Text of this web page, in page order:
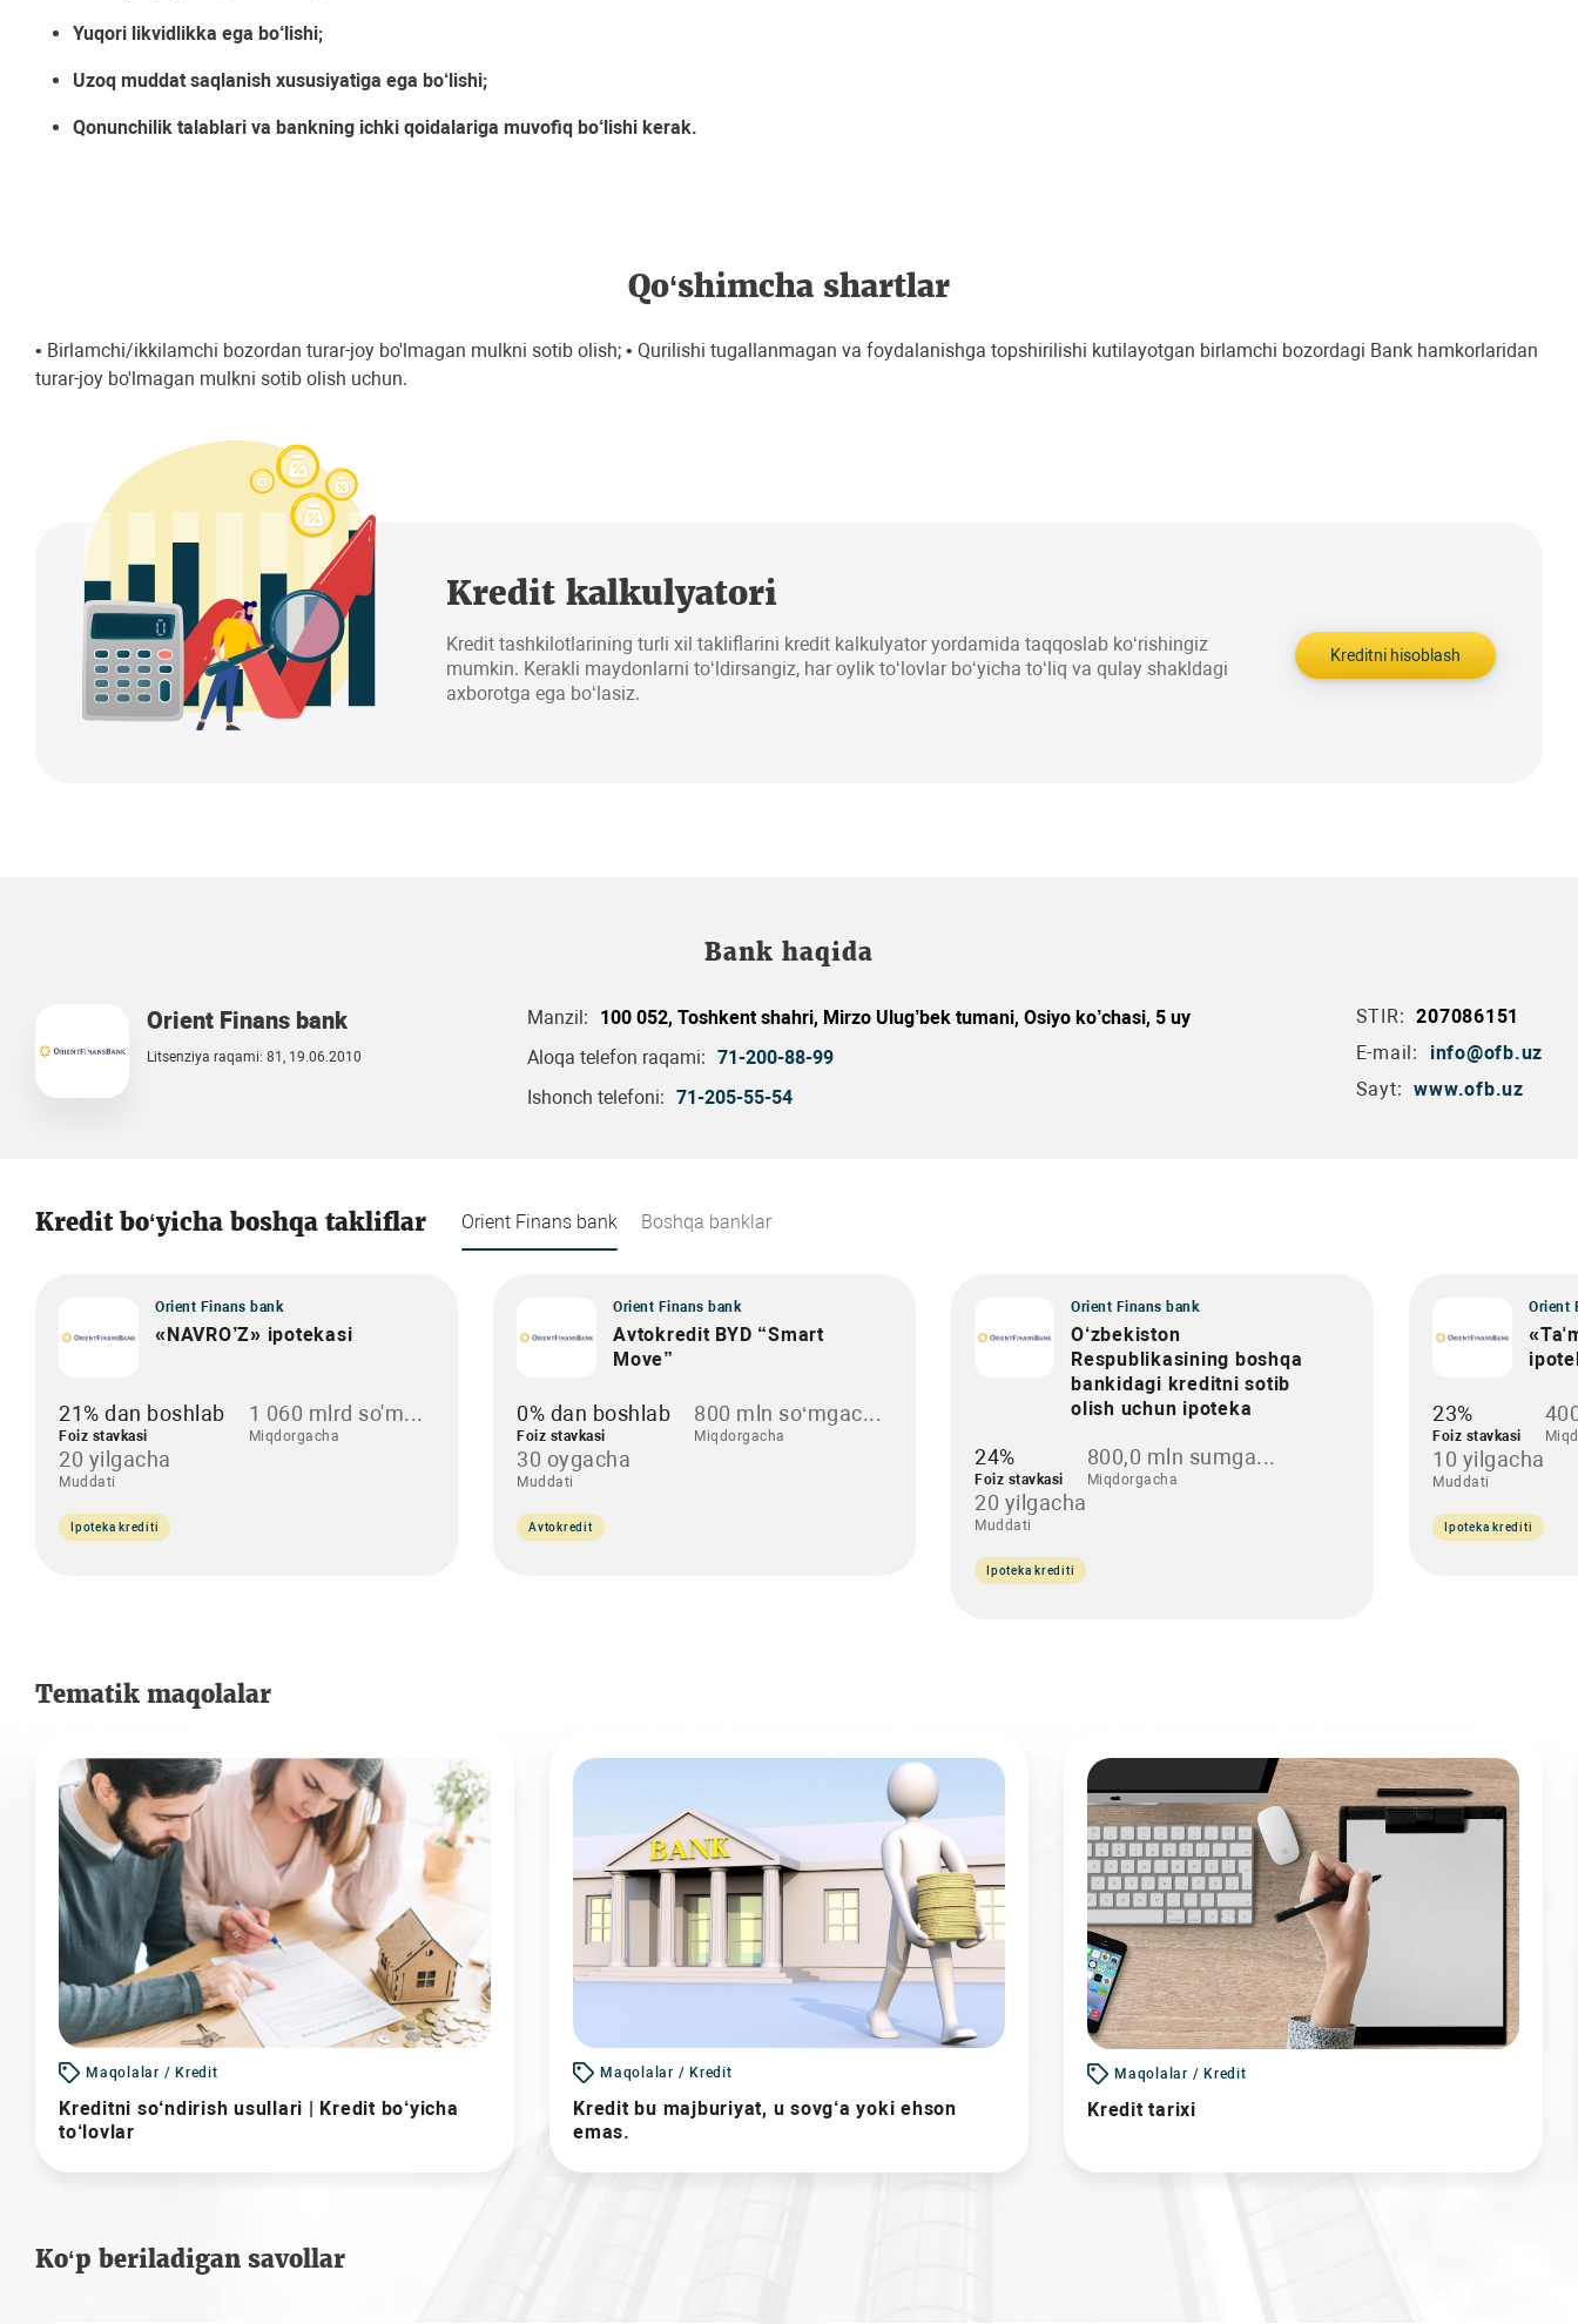
Yuqori likvidlikka ega bo‘lishi;
Uzoq muddat saqlanish xususiyatiga ega bo‘lishi;
Qonunchilik talablari va bankning ichki qoidalariga muvofiq bo‘lishi kerak.
Qo‘shimcha shartlar
• Birlamchi/ikkilamchi bozordan turar-joy bo'lmagan mulkni sotib olish; • Qurilishi tugallanmagan va foydalanishga topshirilishi kutilayotgan birlamchi bozordagi Bank hamkorlaridan
turar-joy bo'lmagan mulkni sotib olish uchun.
Kredit kalkulyatori
Kredit tashkilotlarining turli xil takliflarini kredit kalkulyator yordamida taqqoslab ko‘rishingiz
mumkin. Kerakli maydonlarni to‘ldirsangiz, har oylik to‘lovlar bo‘yicha to‘liq va qulay shakldagi
axborotga ega bo‘lasiz.
Kreditni hisoblash
Bank haqida
Orient Finans bank
Litsenziya raqami: 81, 19.06.2010
Manzil:
100 052, Toshkent shahri, Mirzo Ulug’bek tumani, Osiyo ko’chasi, 5 uy
Aloqa telefon raqami: 71-200-88-99
Ishonch telefoni: 71-205-55-54
STIR: 207086151
E-mail:
info@ofb.uz
Sayt: www.ofb.uz
Kredit bo‘yicha boshqa takliflar Orient Finans bank Boshqa banklar
Orient Finans bank
«NAVRO’Z» ipotekasi
21% dan boshlab
Foiz stavkasi
1 060 mlrd so'm...
Miqdorgacha
20 yilgacha
Muddati
Ipoteka krediti
Orient Finans bank
Avtokredit BYD “Smart
Move”
0% dan boshlab
Foiz stavkasi
800 mln so‘mgac...
Miqdorgacha
30 oygacha
Muddati
Avtokredit
Orient Finans bank
O‘zbekiston
Respublikasining boshqa
bankidagi kreditni sotib
olish uchun ipoteka
24%
Foiz stavkasi
800,0 mln sumga...
Miqdorgacha
20 yilgacha
Muddati
Ipoteka krediti
Orient
23%
Foiz stavkasi
10 yilgacha
Muddati
Ipoteka krediti
Tematik maqolalar
Maqolalar / Kredit
Kreditni so‘ndirish usullari | Kredit bo‘yicha
to‘lovlar
Maqolalar / Kredit
Kredit bu majburiyat, u sovg‘a yoki ehson
emas.
Maqolalar / Kredit
Kredit tarixi
Ko‘p beriladigan savollar